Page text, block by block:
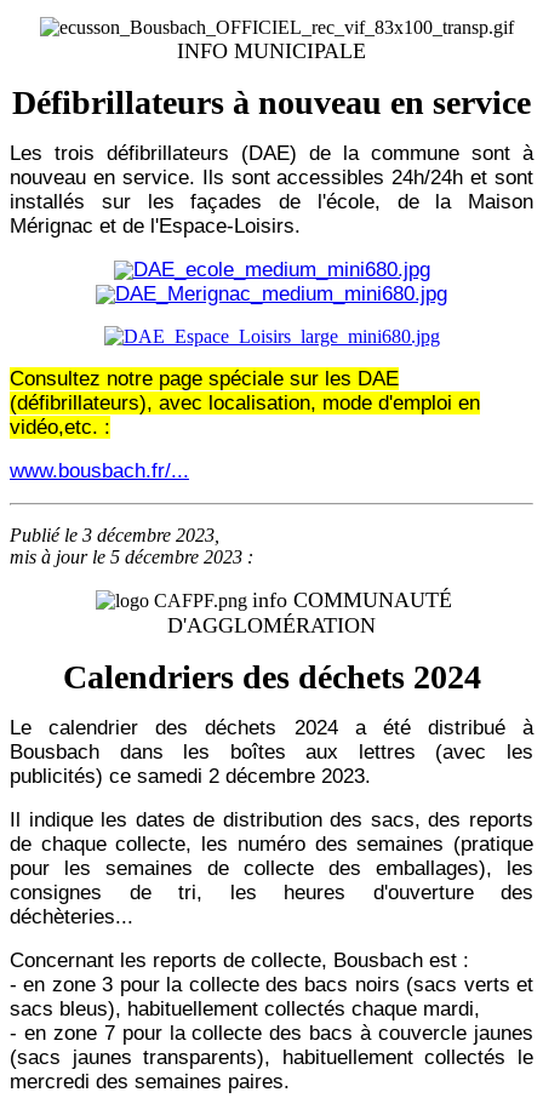
INFO MUNICIPALE
Défibrillateurs à nouveau en service
Les trois défibrillateurs (DAE) de la commune sont à
nouveau en service. Ils sont accessibles 24h/24h et sont
installés sur les façades de l'école, de la Maison
Mérignac et de l'Espace-Loisirs.
Consultez notre page spéciale sur les DAE
(défibrillateurs), avec localisation, mode d'emploi en
vidéo,etc. :
www.bousbach.fr/...
Publié le 3 décembre 2023,
mis à jour le 5 décembre 2023 :
info COMMUNAUTÉ
D'AGGLOMÉRATION
Calendriers des déchets 2024
Le calendrier des déchets 2024 a été distribué à
Bousbach dans les boîtes aux lettres (avec les
publicités) ce samedi 2 décembre 2023.
Il indique les dates de distribution des sacs, des reports
de chaque collecte, les numéro des semaines (pratique
pour les semaines de collecte des emballages), les
consignes de tri, les heures d'ouverture des
déchèteries...
Concernant les reports de collecte, Bousbach est :
- en zone 3 pour la collecte des bacs noirs (sacs verts et
sacs bleus), habituellement collectés chaque mardi,
- en zone 7 pour la collecte des bacs à couvercle jaunes
(sacs jaunes transparents), habituellement collectés le
mercredi des semaines paires.